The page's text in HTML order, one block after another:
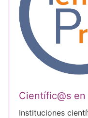
Científic@s
Instituciones